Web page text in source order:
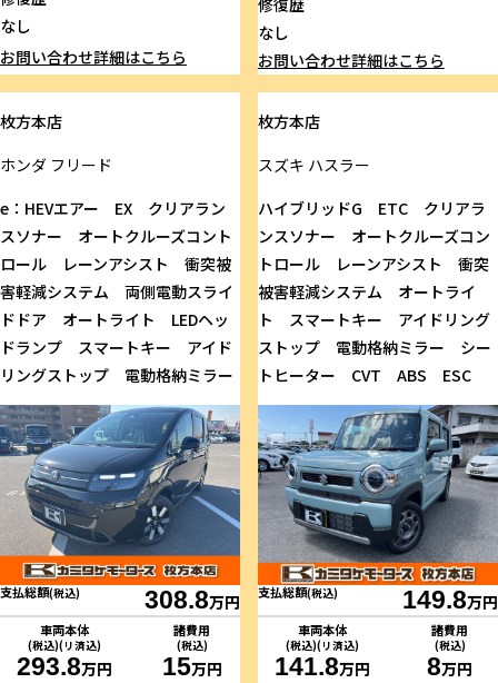
なし
お問い合わせ詳細はこちら
なし
お問い合わせ詳細はこちら
枚方本店
ホンダ フリード
e：HEVエアー EX クリアラン
スソナー オートクルーズコント
ロール レーンアシスト 衝突被
害軽減システム 両側電動スライ
ドドア オートライト LEDヘッ
ドランプ スマートキー アイド
リングストップ 電動格納ミラー
支払総額(税込) 308.8万円
車両本体
(税込)(リ済込)
293.8万円
諸費用
(税込)
15万円
枚方本店
スズキ ハスラー
ハイブリッドG ETC クリアラ
ンスソナー オートクルーズコン
トロール レーンアシスト 衝突
被害軽減システム オートライ
ト スマートキー アイドリング
ストップ 電動格納ミラー シー
トヒーター CVT ABS ESC
支払総額(税込) 149.8万円
車両本体
(税込)(リ済込)
141.8万円
諸費用
(税込)
8万円